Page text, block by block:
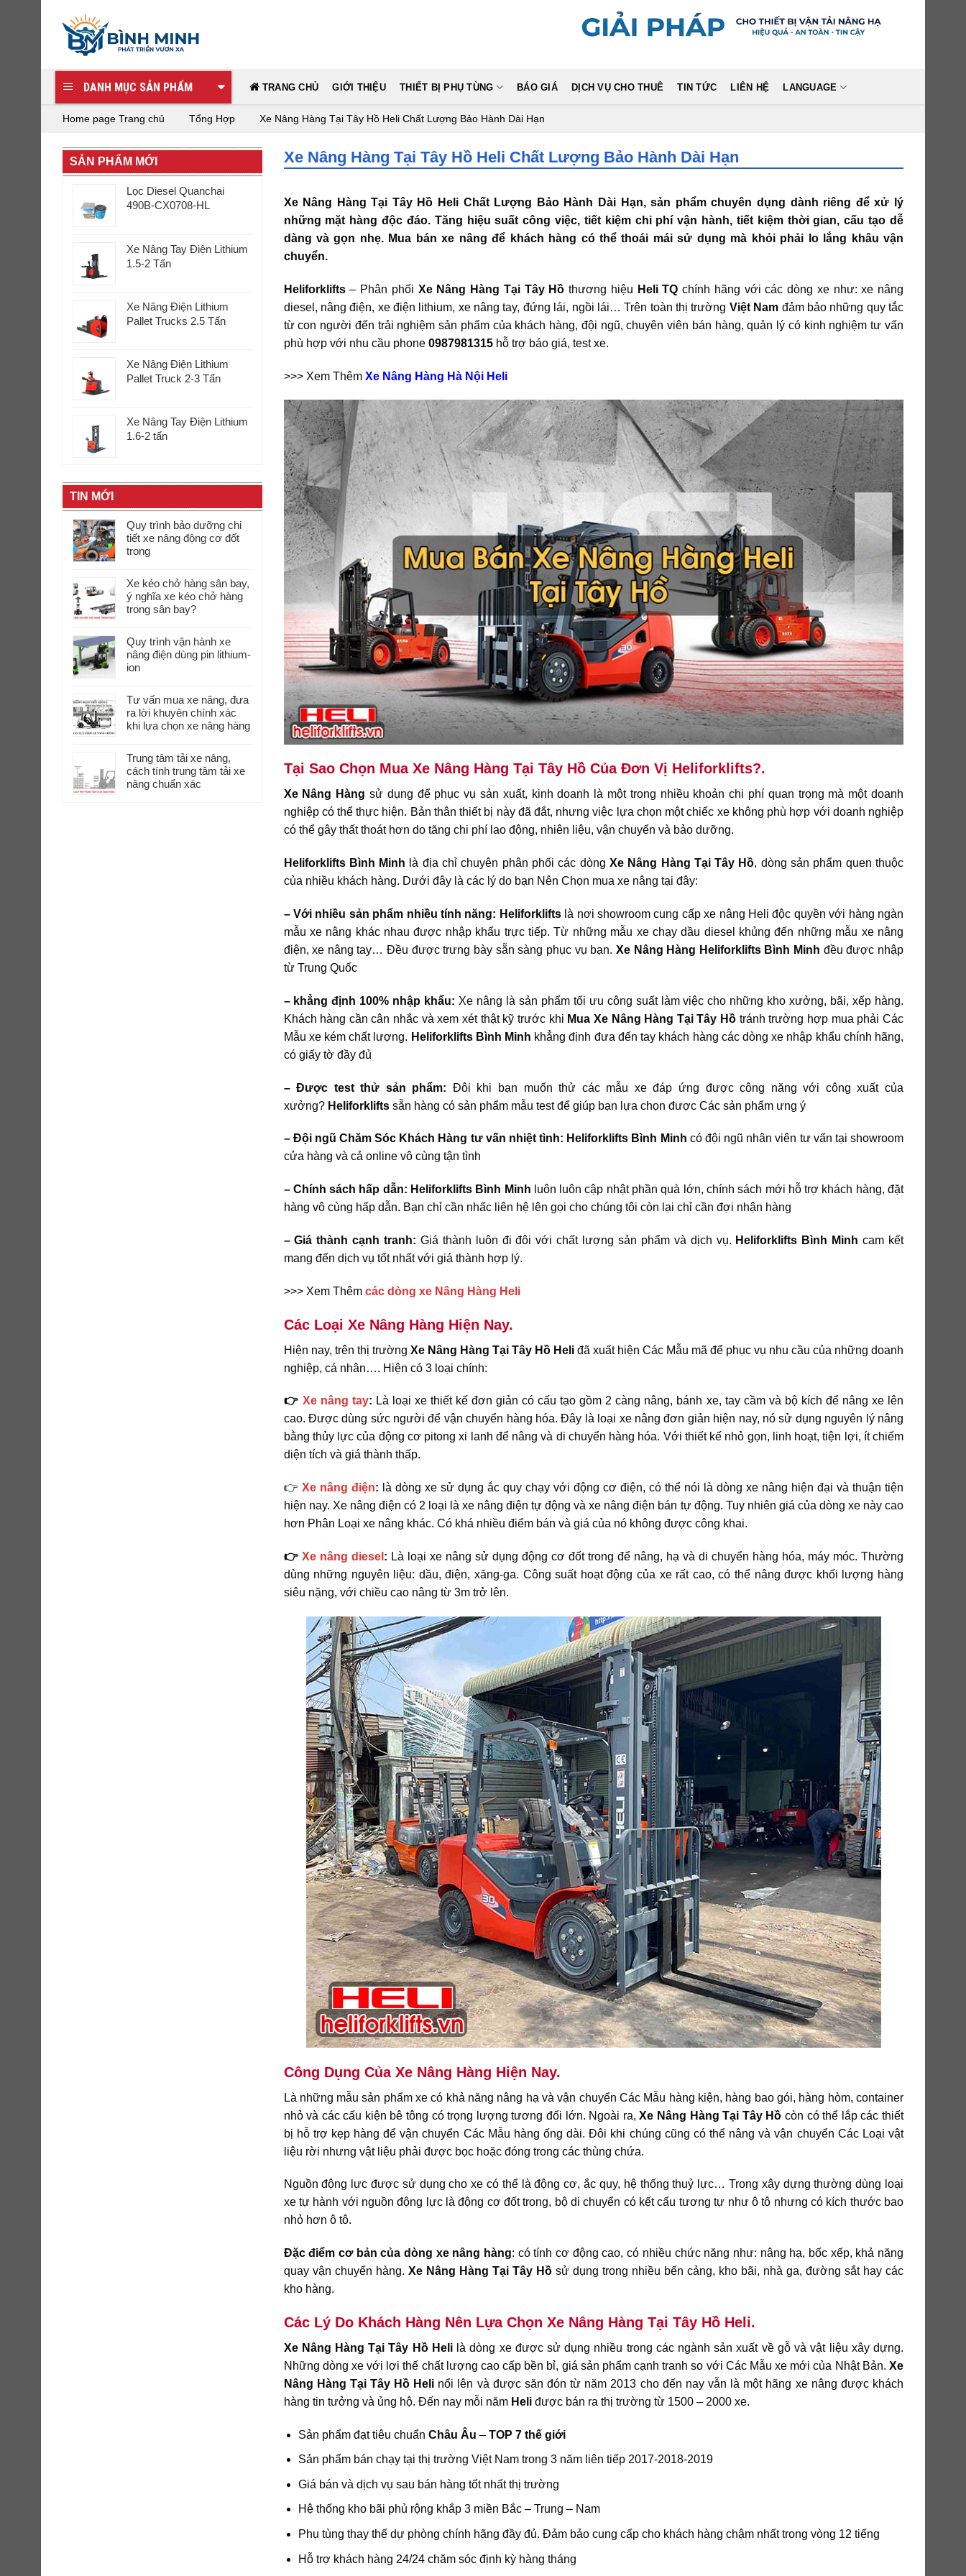
content
DANH MỤC SẢN PHẨM TRANG CHỦ GIỚI THIỆU THIẾT BỊ PHỤ TÙNG BÁO GIÁ DỊCH VỤ CHO THUÊ TIN TỨC LIÊN HỆ LANGUAGE
Home page Trang chủ Tổng Hợp Xe Nâng Hàng Tại Tây Hồ Heli Chất Lượng Bảo Hành Dài Hạn
SẢN PHẨM MỚI
Lọc Diesel Quanchai
490B-CX0708-HL
Xe Nâng Tay Điện Lithium
1.5-2 Tấn
Xe Nâng Điện Lithium
Pallet Trucks 2.5 Tấn
Xe Nâng Điện Lithium
Pallet Truck 2-3 Tấn
Xe Nâng Tay Điện Lithium
1.6-2 tấn
TIN MỚI
Quy trình bảo dưỡng chi
tiết xe nâng động cơ đốt
trong
Xe kéo chở hàng sân bay,
ý nghĩa xe kéo chở hàng
trong sân bay?
Quy trình vận hành xe
nâng điện dùng pin lithium-
ion
Tư vấn mua xe nâng, đưa
ra lời khuyên chính xác
khi lựa chọn xe nâng hàng
Trung tâm tải xe nâng,
cách tính trung tâm tải xe
nâng chuẩn xác
Xe Nâng Hàng Tại Tây Hồ Heli Chất Lượng Bảo Hành Dài Hạn
Xe Nâng Hàng Tại Tây Hồ Heli Chất Lượng Bảo Hành Dài Hạn, sản phẩm chuyên dụng dành riêng để xử lý
những mặt hàng độc đáo. Tăng hiệu suất công việc, tiết kiệm chi phí vận hành, tiết kiệm thời gian, cấu tạo dễ
dàng và gọn nhẹ. Mua bán xe nâng để khách hàng có thể thoái mái sử dụng mà khỏi phải lo lắng khâu vận
chuyển.
Heliforklifts– Phân phối Xe Nâng Hàng Tại Tây Hồ thương hiệu Heli TQ chính hãng với các dòng xe như: xe nâng
diesel, nâng điện, xe điện lithium, xe nâng tay, đứng lái, ngồi lái… Trên toàn thị trường Việt Nam đảm bảo những quy tắc
từ con người đến trải nghiệm sản phẩm của khách hàng, đội ngũ, chuyên viên bán hàng, quản lý có kinh nghiệm tư vấn
phù hợp với nhu cầu phone 0987981315hỗ trợ báo giá, test xe.
>>> Xem Thêm Xe Nâng Hàng Hà Nội Heli
Tại Sao Chọn Mua Xe Nâng Hàng Tại Tây Hồ Của Đơn Vị Heliforklifts?.
Xe Nâng Hàng sử dụng để phục vụ sản xuất, kinh doanh là một trong nhiều khoản chi phí quan trọng mà một doanh
nghiệp có thể thực hiện. Bản thân thiết bị này đã đắt, nhưng việc lựa chọn một chiếc xe không phù hợp với doanh nghiệp
có thể gây thất thoát hơn do tăng chi phí lao động, nhiên liệu, vận chuyển và bảo dưỡng.
Heliforklifts Bình Minh là địa chỉ chuyên phân phối các dòng Xe Nâng Hàng Tại Tây Hồ, dòng sản phẩm quen thuộc
của nhiều khách hàng. Dưới đây là các lý do bạn Nên Chọn mua xe nâng tại đây:
– Với nhiều sản phẩm nhiều tính năng: Heliforkliftslà nơi showroom cung cấp xe nâng Heli độc quyền với hàng ngàn
mẫu xe nâng khác nhau được nhập khẩu trực tiếp. Từ những mẫu xe chạy dầu diesel khủng đến những mẫu xe nâng
điện, xe nâng tay… Đều được trưng bày sẵn sàng phục vụ bạn. Xe Nâng Hàng Heliforklifts Bình Minh đều được nhập
từ Trung Quốc
– khẳng định 100% nhập khẩu: Xe nâng là sản phẩm tối ưu công suất làm việc cho những kho xưởng, bãi, xếp hàng.
Khách hàng cần cân nhắc và xem xét thật kỹ trước khi Mua Xe Nâng Hàng Tại Tây Hồ tránh trường hợp mua phải Các
Mẫu xe kém chất lượng. Heliforklifts Bình Minh khẳng định đưa đến tay khách hàng các dòng xe nhập khẩu chính hãng,
có giấy tờ đầy đủ
– Được test thử sản phẩm: Đôi khi bạn muốn thử các mẫu xe đáp ứng được công năng với công xuất của
xưởng? Heliforkliftssẵn hàng có sản phẩm mẫu test để giúp bạn lựa chọn được Các sản phẩm ưng ý
– Đội ngũ Chăm Sóc Khách Hàng tư vấn nhiệt tình: Heliforklifts Bình Minh có đội ngũ nhân viên tư vấn tại showroom
cửa hàng và cả online vô cùng tận tình
– Chính sách hấp dẫn: Heliforklifts Bình Minh luôn luôn cập nhật phần quà lớn, chính sách mới hỗ trợ khách hàng, đặt
hàng vô cùng hấp dẫn. Bạn chỉ cần nhấc liên hệ lên gọi cho chúng tôi còn lại chỉ cần đợi nhận hàng
– Giá thành cạnh tranh: Giá thành luôn đi đôi với chất lượng sản phẩm và dịch vụ. Heliforklifts Bình Minh cam kết
mang đến dịch vụ tốt nhất với giá thành hợp lý.
>>> Xem Thêm các dòng xe Nâng Hàng Heli
Các Loại Xe Nâng Hàng Hiện Nay.
Hiện nay, trên thị trường Xe Nâng Hàng Tại Tây Hồ Heliđã xuất hiện Các Mẫu mã để phục vụ nhu cầu của những doanh
nghiệp, cá nhân…. Hiện có 3 loại chính:
👉 Xe nâng tay: Là loại xe thiết kế đơn giản có cấu tạo gồm 2 càng nâng, bánh xe, tay cầm và bộ kích để nâng xe lên
cao. Được dùng sức người để vận chuyển hàng hóa. Đây là loại xe nâng đơn giản hiện nay, nó sử dụng nguyên lý nâng
bằng thủy lực của động cơ pitong xi lanh để nâng và di chuyển hàng hóa. Với thiết kế nhỏ gọn, linh hoạt, tiện lợi, ít chiếm
diện tích và giá thành thấp.
👉Xe nâng điện: là dòng xe sử dụng ắc quy chạy với động cơ điện, có thể nói là dòng xe nâng hiện đại và thuận tiện
hiện nay. Xe nâng điện có 2 loại là xe nâng điện tự động và xe nâng điện bán tự động. Tuy nhiên giá của dòng xe này cao
hơn Phân Loại xe nâng khác. Có khá nhiều điểm bán và giá của nó không được công khai.
👉Xe nâng diesel : Là loại xe nâng sử dụng động cơ đốt trong để nâng, hạ và di chuyển hàng hóa, máy móc. Thường
dùng những nguyên liệu: dầu, điện, xăng-ga. Công suất hoạt động của xe rất cao, có thể nâng được khối lượng hàng
siêu nặng, với chiều cao nâng từ 3m trở lên.
Công Dụng Của Xe Nâng Hàng Hiện Nay.
Là những mẫu sản phẩm xe có khả năng nâng hạ và vận chuyển Các Mẫu hàng kiện, hàng bao gói, hàng hòm, container
nhỏ và các cấu kiện bê tông có trọng lượng tương đối lớn. Ngoài ra,Xe Nâng Hàng Tại Tây Hồ còn có thể lắp các thiết
bị hỗ trợ kẹp hàng để vận chuyển Các Mẫu hàng ống dài. Đôi khi chúng cũng có thể nâng và vận chuyển Các Loại vật
liệu rời nhưng vật liệu phải được bọc hoặc đóng trong các thùng chứa.
Nguồn động lực được sử dụng cho xe có thể là động cơ, ắc quy, hệ thống thuỷ lực… Trong xây dựng thường dùng loại
xe tự hành với nguồn động lực là động cơ đốt trong, bộ di chuyển có kết cấu tương tự như ô tô nhưng có kích thước bao
nhỏ hơn ô tô.
Đặc điểm cơ bản của dòng xe nâng hàng: có tính cơ động cao, có nhiều chức năng như: nâng hạ, bốc xếp, khả năng
quay vận chuyển hàng. Xe Nâng Hàng Tại Tây Hồsử dụng trong nhiều bến cảng, kho bãi, nhà ga, đường sắt hay các
kho hàng.
Các Lý Do Khách Hàng Nên Lựa Chọn Xe Nâng Hàng Tại Tây HồHeli.
Xe Nâng Hàng Tại Tây Hồ Helilà dòng xe được sử dụng nhiều trong các ngành sản xuất về gỗ và vật liệu xây dựng.
Những dòng xe với lợi thế chất lượng cao cấp bền bỉ, giá sản phẩm cạnh tranh so với Các Mẫu xe mới của Nhật Bản. Xe
Nâng Hàng Tại Tây Hồ Heli nổi lên và được săn đón từ năm 2013 cho đến nay vẫn là một hãng xe nâng được khách
hàng tin tưởng và ủng hộ. Đến nay mỗi nămHeliđược bán ra thị trường từ 1500 – 2000 xe.
Sản phẩm đạt tiêu chuẩnChâu Âu –TOP 7 thế giới
Sản phẩm bán chạy tại thị trường Việt Nam trong 3 năm liên tiếp 2017-2018-2019
Giá bán và dịch vụ sau bán hàng tốt nhất thị trường
Hệ thống kho bãi phủ rộng khắp 3 miền Bắc – Trung – Nam
Phụ tùng thay thế dự phòng chính hãng đầy đủ. Đảm bảo cung cấp cho khách hàng chậm nhất trong vòng 12 tiếng
Hỗ trợ khách hàng 24/24 chăm sóc định kỳ hàng tháng